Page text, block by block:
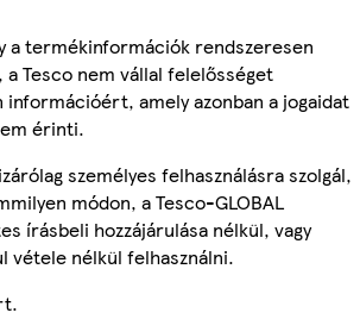
a termékinformációk rendszeresen
Tesco nem vállal felelősséget
amely azonban a jogaidat
érinti.
személyes felhasználásra szolgál,
módon, a Tesco-GLOBAL
írásbeli hozzájárulása nélkül, vagy
vétele nélkül felhasználni.